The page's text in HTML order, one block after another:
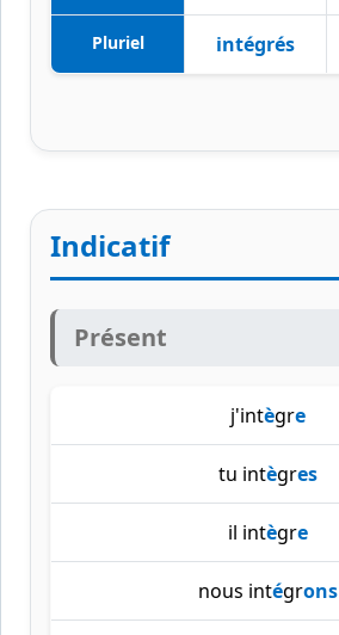
Pluriel intégrés
Indicatif
Présent
j'intègre
tu intègres
il intègre
nous intégrons